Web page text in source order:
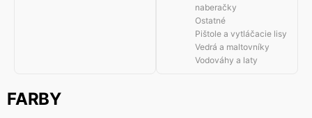
naberačky
Ostatné
Pištole a vytláčacie lisy
Vedrá a maltovníky
Vodováhy a laty
FARBY